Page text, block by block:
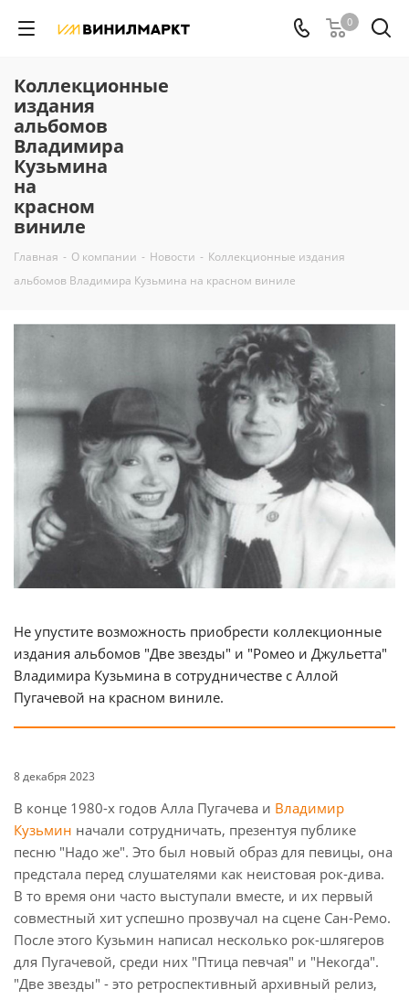
0
Коллекционные
издания
альбомов
Владимира
Кузьмина
на
красном
виниле
Главная - О компании - Новости - Коллекционные издания
альбомов Владимира Кузьмина на красном виниле
Не упустите возможность приобрести коллекционные
издания альбомов "Две звезды" и "Ромео и Джульетта"
Владимира Кузьмина в сотрудничестве с Аллой
Пугачевой на красном виниле.
8 декабря 2023
В конце 1980-х годов Алла Пугачева и Владимир
Кузьмин начали сотрудничать, презентуя публике
песню "Надо же". Это был новый образ для певицы, она
предстала перед слушателями как неистовая рок-дива.
В то время они часто выступали вместе, и их первый
совместный хит успешно прозвучал на сцене Сан-Ремо.
После этого Кузьмин написал несколько рок-шлягеров
для Пугачевой, среди них "Птица певчая" и "Некогда".
"Две звезды" - это ретроспективный архивный релиз,